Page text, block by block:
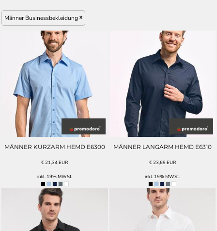
Männer Businessbekleidung
MÄNNER KURZARM HEMD E6300
€21,34EUR
inkl. 19% MWSt.
MÄNNER LANGARM HEMD E6310
€23,69EUR
inkl. 19% MWSt.